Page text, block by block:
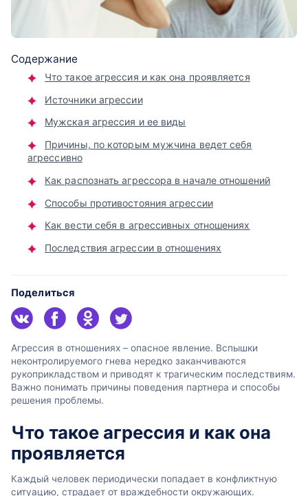
Содержание
Что такое агрессия и как она проявляется
Источники агрессии
Мужская агрессия и ее виды
Причины, по которым мужчина ведет себя
агрессивно
Как распознать агрессора в начале отношений
Способы противостояния агрессии
Как вести себя в агрессивных отношениях
Последствия агрессии в отношениях
Поделиться
Агрессия в отношениях – опасное явление. Вспышки
неконтролируемого гнева нередко заканчиваются
рукоприкладством и приводят к трагическим последствиям.
Важно понимать причины поведения партнера и способы
решения проблемы.
Что такое агрессия и как она
проявляется
Каждый человек периодически попадает в конфликтную
ситуацию, страдает от враждебности окружающих.